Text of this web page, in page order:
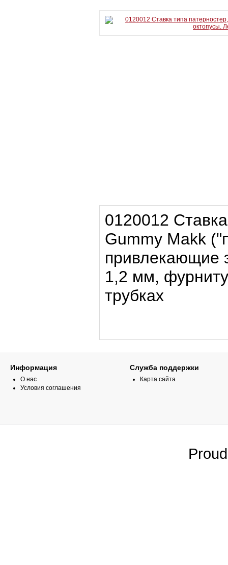
0120012
Gummy Makk
привлекающие
1,2 мм,
трубках
Информация
О нас
Условия соглашения
Служба поддержки
Карта сайта